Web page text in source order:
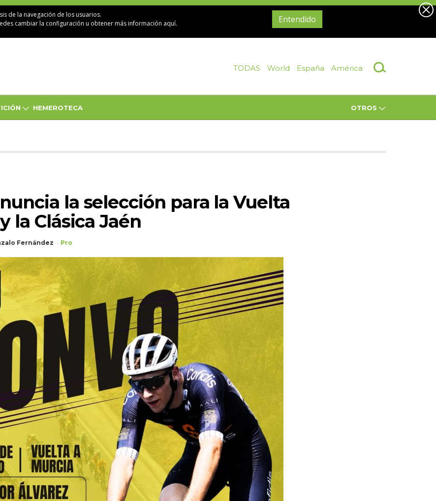
de la navegación de los usuarios.
cambiar la configuración u obtenermás información aquí. Entendido
TODAS World España América
HEMEROTECA OTROS
la selección para la Vuelta
la Clásica Jaén
Fernández Pro